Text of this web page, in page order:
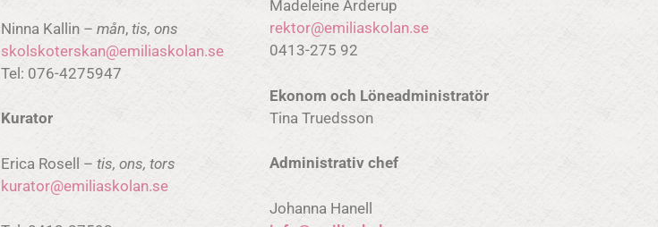
Ninna Kallin – mån, tis, ons
skolskoterskan@emiliaskolan.se
Tel: 076-4275947
Kurator
Erica Rosell – tis, ons, tors
kurator@emiliaskolan.se
Madeleine Arderup
rektor@emiliaskolan.se
0413-275 92
Ekonom och Löneadministratör
Tina Truedsson
Administrativ chef
Johanna Hanell